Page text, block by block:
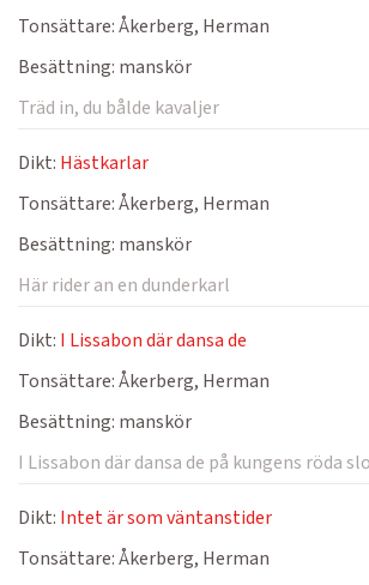
Tonsättare:Åkerberg, Herman
Besättning: manskör
Träd in, du bålde kavaljer
Dikt: Hästkarlar
Tonsättare:Åkerberg, Herman
Besättning: manskör
Här rider an en dunderkarl
Dikt: I Lissabon där dansa de
Tonsättare:Åkerberg, Herman
Besättning: manskör
I Lissabon där dansa de på kungens röda
Dikt: Intet är som väntanstider
Tonsättare:Åkerberg, Herman